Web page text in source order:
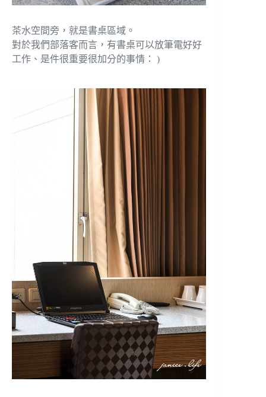
茶水空間旁，就是書桌區域。
對於我們部落客而言，有書桌可以放筆電好好
工作、是件很重要很加分的事情： )